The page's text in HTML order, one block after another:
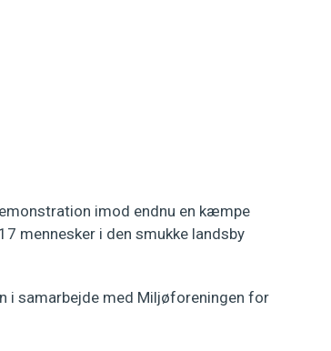
imod endnu en kæmpe
mennesker i den smukke landsby
i samarbejde med Miljøforeningen for